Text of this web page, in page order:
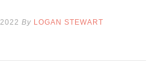
By LOGAN STEWART